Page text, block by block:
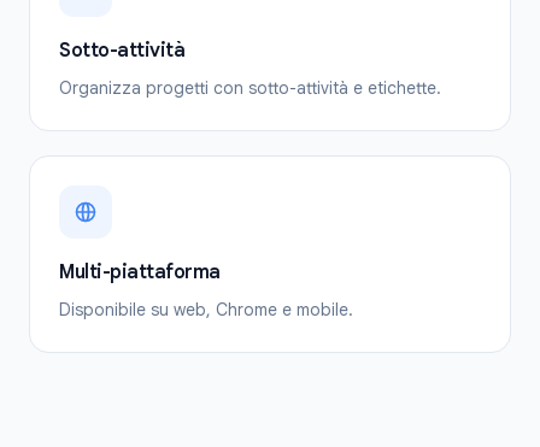
Sotto-attività
Organizza progetti con sotto-attività e etichette.
Multi-piattaforma
Disponibile su web, Chrome e mobile.